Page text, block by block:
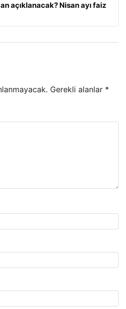
açıklanacak? Nisan ayı faiz
Gerekli alanlar *